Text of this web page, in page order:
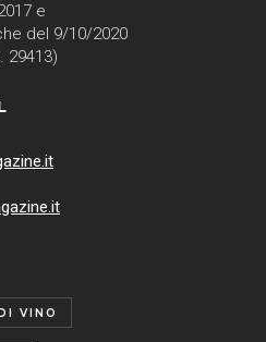
e
del 9/10/2020
29413)
VINO